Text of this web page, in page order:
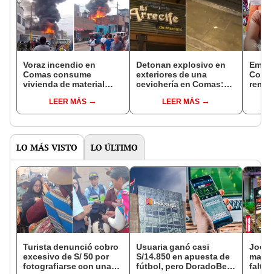
Voraz incendio en
Comas consume
vivienda de material
atienden la emergencia
LEER MÁS
Detonan explosivo en
exteriores de una
cevichería en Comas:
extorsiónLEER MÁS
LO MÁS VISTO LO ÚLTIMO
Turista denunció cobro
excesivo de S/ 50 por
fotografiarse con una
Usuaria ganó casi
S/14.850 en apuesta de
fútbol, pero DoradoBet
falta